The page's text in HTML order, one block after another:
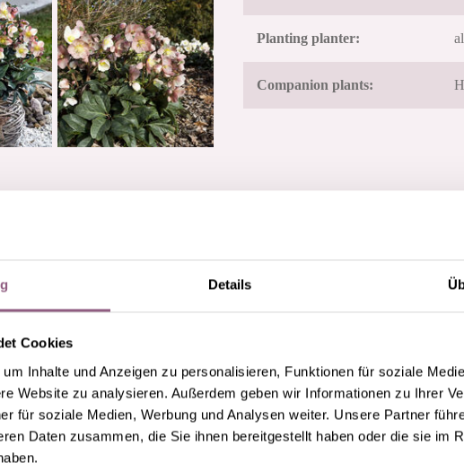
Details
Cookies
Inhalte und Anzeigen zu personalisieren, Funktionen für soziale
Website zu analysieren. Außerdem geben wir Informationen zu Ihrer
für soziale Medien, Werbung und Analysen weiter. Unsere Partner
Daten zusammen, die Sie ihnen bereitgestellt haben oder die sie im
Planting planter:
Companion plants:
POPULAR VARIETIES